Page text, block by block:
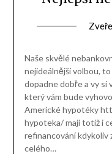
Naše skvělé
nejideálnější volbou,
dopadne dobře a vy
který vám bude
Americké hypotéky
hypoteka/ mají totiž i
refinancování kdykoliv
celého…